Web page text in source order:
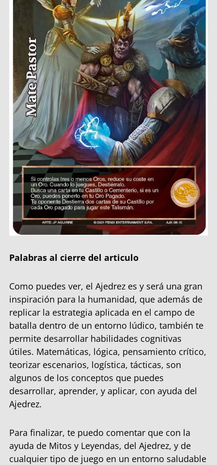
Palabras al cierre del articulo
Como puedes ver, el Ajedrez es y será una gran
inspiración para la humanidad, que además de
replicar la estrategia aplicada en el campo de
batalla dentro de un entorno lúdico, también te
permite desarrollar habilidades cognitivas
útiles. Matemáticas, lógica, pensamiento crítico,
teorizar escenarios, logística, tácticas, son
algunos de los conceptos que puedes
desarrollar, aprender, y aplicar, con ayuda del
Ajedrez.
Para finalizar, te puedo comentar que con la
ayuda de Mitos y Leyendas, del Ajedrez, y de
cualquier tipo de juego en un entorno saludable